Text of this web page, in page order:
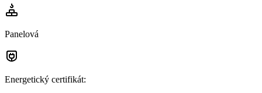
Panelová
Energetický certifikát: